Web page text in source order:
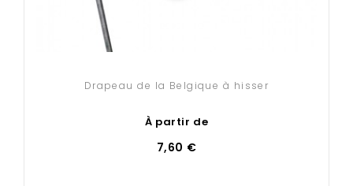
Drapeau de la Belgique à hisser
À partir de
7,60 €